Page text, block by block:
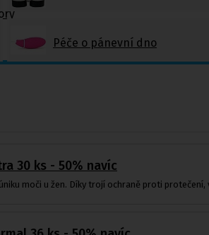
Péče o pánevní dno
30 ks - 50% navíc
moči u žen. Díky trojí ochraně proti